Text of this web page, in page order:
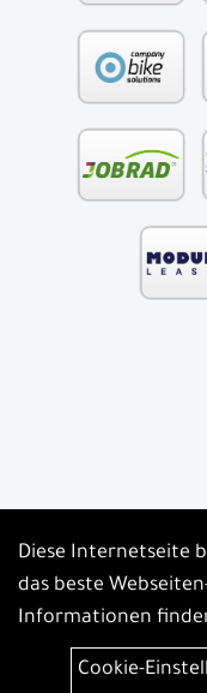
Diese Internetseite
das beste
Informationen
Cookie-